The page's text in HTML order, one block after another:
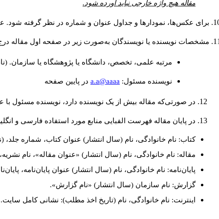
مقاله هیچ واژه خارجی نباید آورده شود.
برای عکس‌ها، نمودارها و جداول عنوان و شماره در نظر گرفته شود.
مشخصات نویسنده یا نویسندگان به‌صورت زیر در صفحه اول مقاله
مرتبه علمی، تخصص، دانشگاه یا پژوهشگاه یا سازمان.
نويسنده مسئول: a.a@aaaa در پايين صفحه
در صورتی‌که مقاله بیش از یک نویسنده دارد، نویسنده مسئول
در پایان مقاله فهرست الفبایی منابع مورد استفاده فارسی و
کتاب: نام خانوادگی، نام (سال انتشار) عنوان کتاب، شماره
مقاله: نام خانوادگی، نام (سال انتشار) «عنوان مقاله»، نام
پایان‌نامه: نام خانوادگی، نام (سال انتشار) عنوان پایان‌نامه،
گزارش: نام سازمان (سال انتشار) «نام گزارش».
اینترنت: نام خانوادگی، نام (تاریخ اخذ مطلب): نشانی کامل سایت.